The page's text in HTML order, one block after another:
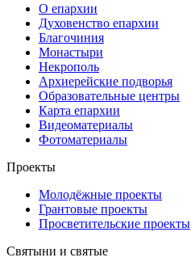
О епархии
Духовенство епархии
Благочиния
Монастыри
Некрополь
Архиерейские подворья
Образовательные центры
Карта епархии
Видеоматериалы
Фотоматериалы
Проекты
Молодёжные проекты
Грантовые проекты
Просветительские проекты
Святыни и святые